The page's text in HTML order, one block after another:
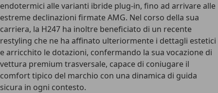
endotermici alle varianti ibride plug-in, fino ad arrivare alle
estreme declinazioni firmateAMG. Nel corso della sua
carriera, la H247 ha inoltre beneficiato di un recente
restyling che ne ha affinato ulteriormente i dettagli estetici
e arricchito le dotazioni, confermando la sua vocazione di
vettura premium trasversale, capace di coniugare il
comfort tipico del marchio con una dinamica di guida
sicura in ogni contesto.